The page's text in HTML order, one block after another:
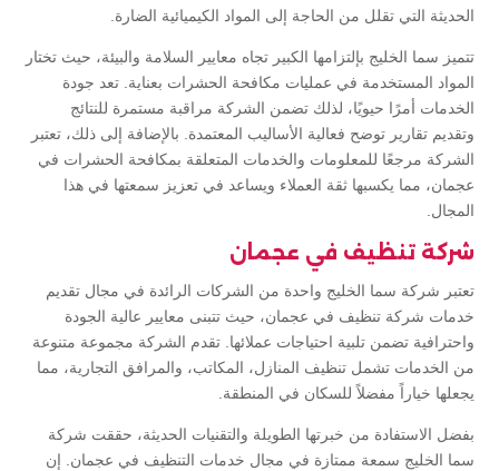
الحديثة التي تقلل من الحاجة إلى المواد الكيميائية الضارة.
تتميز سما الخليج بإلتزامها الكبير تجاه معايير السلامة والبيئة، حيث تختار
المواد المستخدمة في عمليات مكافحة الحشرات بعناية. تعد جودة
الخدمات أمرًا حيويًا، لذلك تضمن الشركة مراقبة مستمرة للنتائج
وتقديم تقارير توضح فعالية الأساليب المعتمدة. بالإضافة إلى ذلك، تعتبر
الشركة مرجعًا للمعلومات والخدمات المتعلقة بمكافحة الحشرات في
عجمان، مما يكسبها ثقة العملاء ويساعد في تعزيز سمعتها في هذا
المجال.
شركة تنظيف في عجمان
تعتبر شركة سما الخليج واحدة من الشركات الرائدة في مجال تقديم
خدمات شركة تنظيف في عجمان، حيث تتبنى معايير عالية الجودة
واحترافية تضمن تلبية احتياجات عملائها. تقدم الشركة مجموعة متنوعة
من الخدمات تشمل تنظيف المنازل، المكاتب، والمرافق التجارية، مما
يجعلها خياراً مفضلاً للسكان في المنطقة.
بفضل الاستفادة من خبرتها الطويلة والتقنيات الحديثة، حققت شركة
سما الخليج سمعة ممتازة في مجال خدمات التنظيف في عجمان. إن